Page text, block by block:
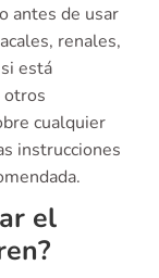
antes de usar
renales,
está
otros
cualquier
instrucciones
el